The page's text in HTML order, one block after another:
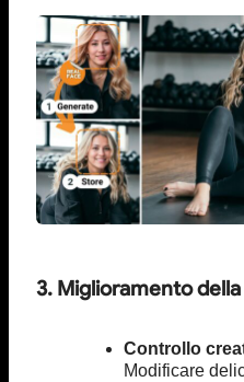
3. Miglioramento
Controllo
Modificare